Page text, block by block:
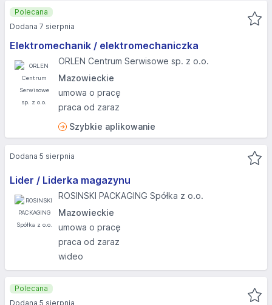
Elektromechanik / elektromechaniczka
ORLEN Centrum Serwisowe sp. z o.o.
Mazowieckie
umowa o pracę
praca od zaraz
Szybkie aplikowanie
Polecana
Dodana 7 sierpnia
Lider / Liderka magazynu
ROSINSKI PACKAGING Spółka z o.o.
Mazowieckie
umowa o pracę
praca od zaraz
wideo
Dodana 5 sierpnia
Polecana
Dodana 5 sierpnia